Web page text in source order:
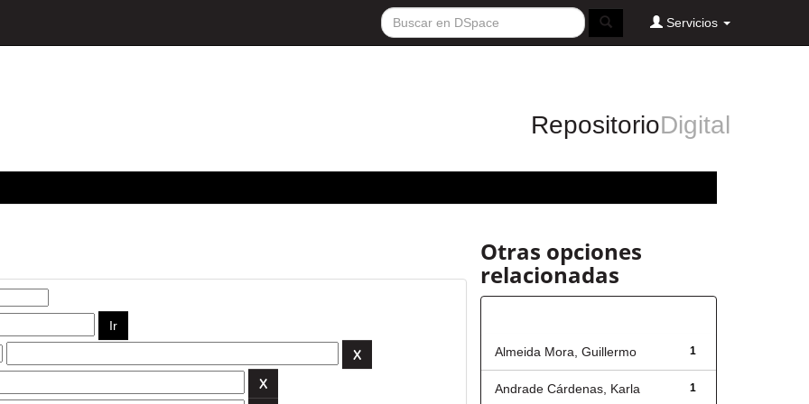
Servicios
RepositorioDigital
Otras opciones
relacionadas
1
Almeida Mora, Guillermo
1
Andrade Cárdenas, Karla